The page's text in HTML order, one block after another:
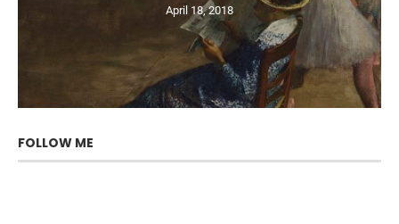
April 18, 2018
FOLLOW ME